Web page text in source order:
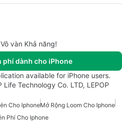
vàn Khả năng!
phí dành cho iPhone
available for iPhone users.
Technology Co. LTD, LEPOP
Cho IphoneMở Rộng Loom Cho Iphone
Phí Cho Iphone